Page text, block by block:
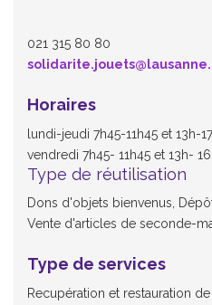
021 315 80 80
Horaires
lundi-jeudi 7h45-11h45 et 13h-
vendredi 7h45- 11h45 et 13h-
Type de réutilisation
Dons d'objets bienvenus,
Vente d'articles de seconde-
Type de services
Recupération et restauration